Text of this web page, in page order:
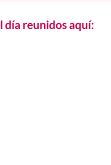
día reunidos aquí: